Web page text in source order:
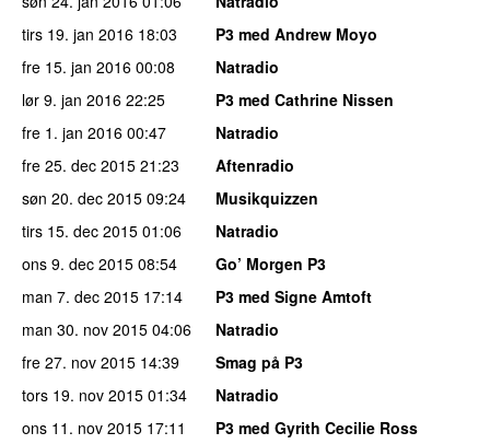
tirs 19. jan 2016 18:03
P3 med Andrew Moyo
fre 15. jan 2016 00:08
Natradio
lør 9. jan 2016 22:25
P3 med Cathrine Nissen
fre 1. jan 2016 00:47
Natradio
fre 25. dec 2015 21:23
Aftenradio
søn 20. dec 2015 09:24
Musikquizzen
tirs 15. dec 2015 01:06
Natradio
ons 9. dec 2015 08:54
Go’ Morgen P3
man 7. dec 2015 17:14
P3 med Signe Amtoft
man 30. nov 2015 04:06
Natradio
fre 27. nov 2015 14:39
Smag på P3
tors 19. nov 2015 01:34
Natradio
ons 11. nov 2015 17:11
P3 med Gyrith Cecilie Ross